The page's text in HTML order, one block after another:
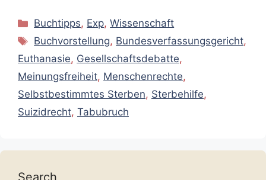
Kategorien
Buchtipps, Exp,Wissenschaft
Schlagwörter
Buchvorstellung, Bundesverfassungsgericht,
Euthanasie, Gesellschaftsdebatte,
Meinungsfreiheit, Menschenrechte,
Selbstbestimmtes Sterben, Sterbehilfe,
Suizidrecht, Tabubruch